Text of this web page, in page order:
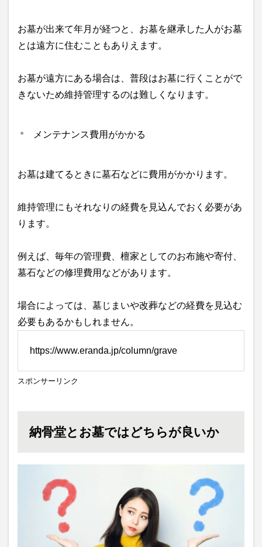
お墓が出来て年月が経つと、お墓を継承した人がお墓
とは遠方に住むこともありえます。
お墓が遠方にある場合は、普段はお墓に行くことがで
きないため維持管理するのは難しくなります。
メンテナンス費用がかかる
お墓は建てるときに墓石などに費用がかかります。
維持管理にもそれなりの経費を見込んでおく必要があ
ります。
例えば、毎年の管理費、檀家としてのお布施や寄付、
墓石などの修理費用などがあります。
場合によっては、墓じまいや改葬などの経費を見込む
必要もあるかもしれません。
https://www.eranda.jp/column/grave
スポンサーリンク
納骨堂とお墓ではどちらが良いか